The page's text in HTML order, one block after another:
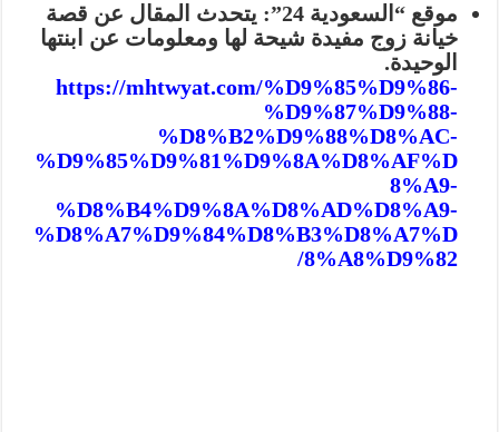
موقع “السعودية 24”:
يتحدث المقال عن قصة
خيانة زوج مفيدة شيحة لها ومعلومات عن ابنتها
الوحيدة.
https://mhtwyat.com/%D9%85%D9%86-
%D9%87%D9%88-
%D8%B2%D9%88%D8%AC-
%D9%85%D9%81%D9%8A%D8%AF%D
8%A9-
%D8%B4%D9%8A%D8%AD%D8%A9-
%D8%A7%D9%84%D8%B3%D8%A7%D
8%A8%D9%82/